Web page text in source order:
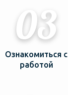
03
Ознакомиться с
работой